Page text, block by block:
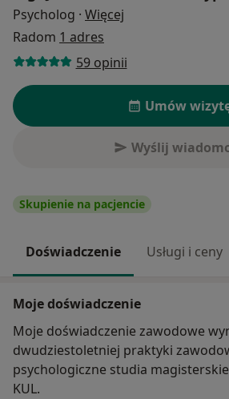
Psycholog · Więcej
Radom 1 adres
59 opinii
Umów
Wyślij
Skupienie na pacjencie
Doświadczenie Usługi i ceny
Moje doświadczenie
Moje doświadczenie zawodowe
dwudziestoletniej praktyki
psychologiczne studia
KUL.